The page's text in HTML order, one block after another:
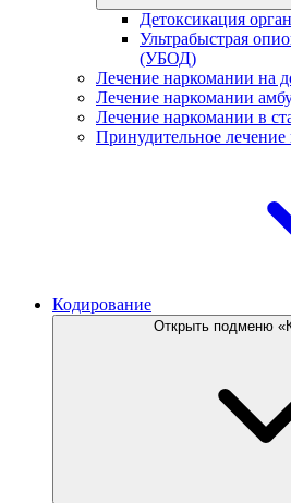
Детоксикация
Ультрабыстрая
(УБОД)
Лечение наркомании на
Лечение наркомании
Лечение наркомании в
Принудительное лечение
Кодирование
Открыть подменю